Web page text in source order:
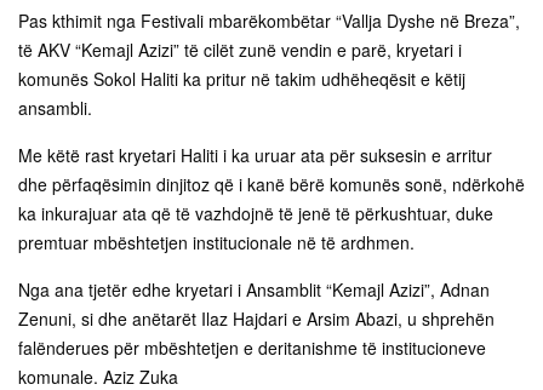
Pas kthimit nga Festivali mbarëkombëtar “Vallja Dyshe në Breza”,
të AKV “Kemajl Azizi” të cilët zunë vendin e parë, kryetari i
komunës Sokol Haliti ka pritur në takim udhëheqësit e këtij
ansambli.
Me këtë rast kryetari Haliti i ka uruar ata për suksesin e arritur
dhe përfaqësimin dinjitoz që i kanë bërë komunës sonë, ndërkohë
ka inkurajuar ata që të vazhdojnë të jenë të përkushtuar, duke
premtuar mbështetjen institucionale në të ardhmen.
Nga ana tjetër edhe kryetari i Ansamblit “Kemajl Azizi”, Adnan
Zenuni, si dhe anëtarët Ilaz Hajdari e Arsim Abazi, u shprehën
falënderues për mbështetjen e deritanishme të institucioneve
komunale. Aziz Zuka